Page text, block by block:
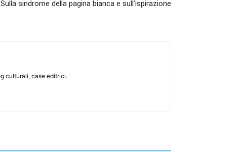
Sulla sindrome della pagina bianca e sull’ispirazione
culturali, case editrici.